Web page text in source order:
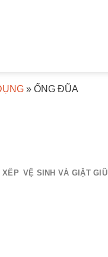
» ỐNG ĐŨA
XẾP VỆ SINH VÀ GIẶT GIŨ